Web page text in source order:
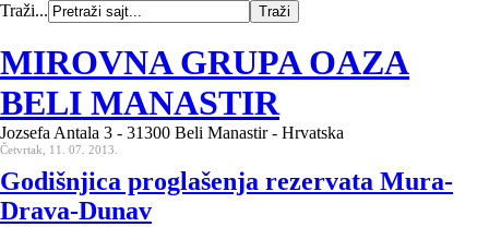
Traži...
MIROVNA GRUPA OAZA
BELI MANASTIR
Jozsefa Antala 3 - 31300 Beli Manastir - Hrvatska
Četvrtak, 11. 07. 2013.
Godišnjica proglašenja rezervata Mura-
Drava-Dunav